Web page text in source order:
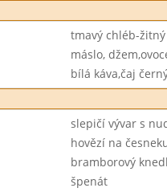
tmavý chléb-žitný
máslo,
bílá káva,čaj
slepičí vývar s
hovězí na
bramborový
špenát